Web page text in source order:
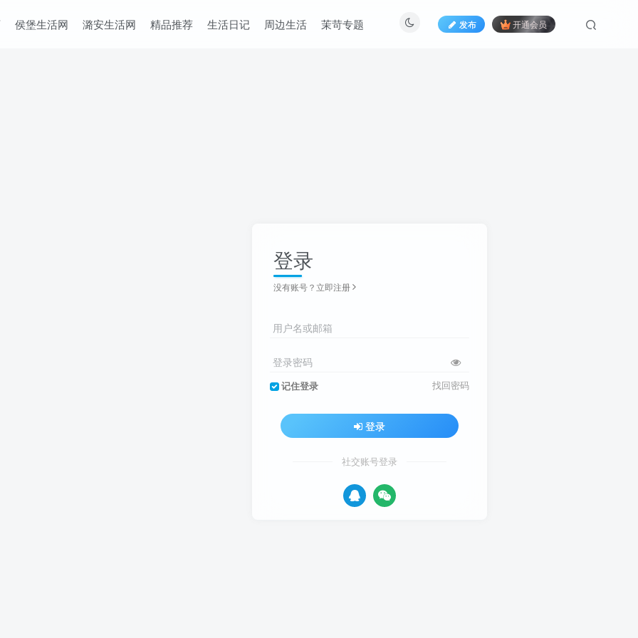
发布 开通会员
侯堡生活网 潞安生活网 精品推荐 生活日记 周边生活 茉苛专题
登录
没有账号？立即注册
用户名或邮箱
登录密码
记住登录 找回密码
登录
社交账号登录